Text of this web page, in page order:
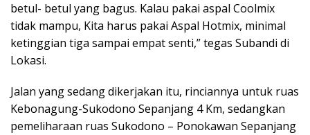
betul- betul yang bagus. Kalau pakai aspal Coolmix
tidak mampu, Kita harus pakai Aspal Hotmix, minimal
ketinggian tiga sampai empat senti,” tegas Subandi di
Lokasi.
Jalan yang sedang dikerjakan itu, rinciannya untuk ruas
Kebonagung-Sukodono Sepanjang 4 Km, sedangkan
pemeliharaan ruas Sukodono – Ponokawan Sepanjang